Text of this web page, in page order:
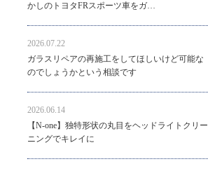
かしのトヨタFRスポーツ車をガ…
2026.07.22
ガラスリペアの再施工をしてほしいけど可能な
のでしょうかという相談です
2026.06.14
【N-one】独特形状の丸目をヘッドライトクリー
ニングでキレイに